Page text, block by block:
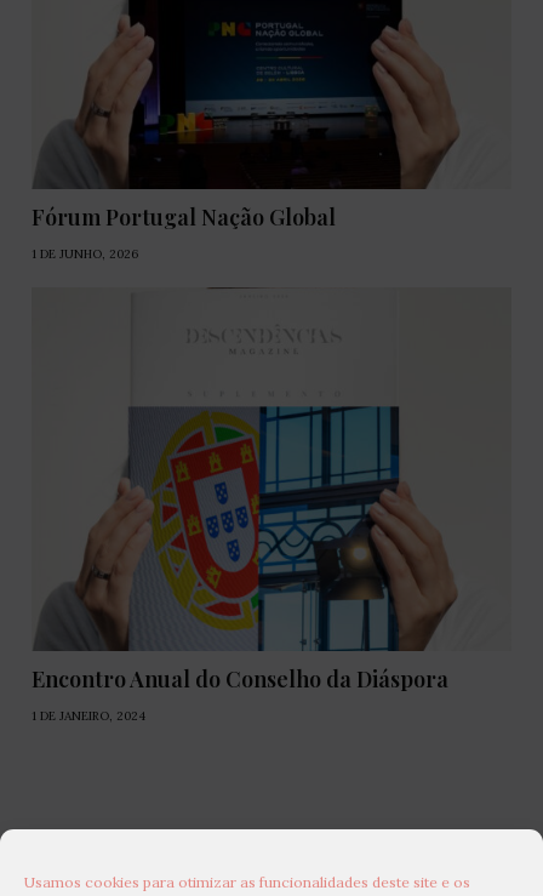
Usamos cookies para otimizar as funcionalidades deste site e os
Fórum Portugal Nação Global
1 DE JUNHO, 2026
Encontro Anual do Conselho da Diáspora
1 DE JANEIRO, 2024